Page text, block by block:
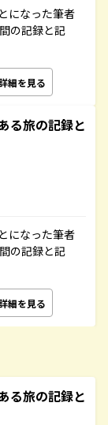
になった筆者
の記録と記
細を見る
る旅の記録と
になった筆者
の記録と記
細を見る
る旅の記録と